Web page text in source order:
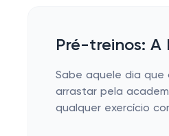
Pré-treinos: A
Sabe aquele dia
arrastar pela
qualquer exercício